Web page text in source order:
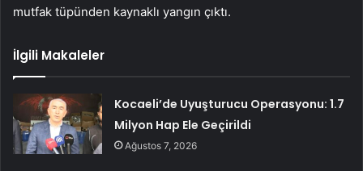
mutfak tüpünden kaynaklı yangın çıktı.
İlgili Makaleler
Kocaeli’de Uyuşturucu Operasyonu: 1.7
Milyon Hap Ele Geçirildi
Ağustos 7, 2026